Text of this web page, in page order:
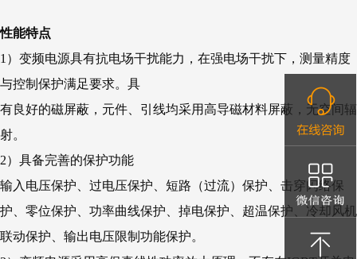
性能特点
1）变频电源具有抗电场干扰能力，在强电场干扰下，测量精度
与控制保护满足要求。具
有良好的磁屏蔽，元件、引线均采用高导磁材料屏蔽，无空间辐
射。
2）具备完善的保护功能
输入电压保护、过电压保护、短路（过流）保护、击穿闪络保
护、零位保护、功率曲线保护、掉电保护、超温保护、冷却风机
联动保护、输出电压限制功能保护。